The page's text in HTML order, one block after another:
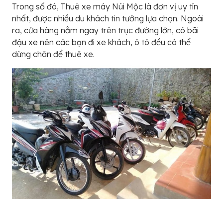
Trong số đó, Thuê xe máy Núi Mộc là đơn vị uy tín
nhất, được nhiều du khách tin tưởng lựa chọn. Ngoài
ra, cửa hàng nằm ngay trên trục đường lớn, có bãi
đậu xe nên các bạn đi xe khách, ô tô đều có thể
dừng chân để thuê xe.